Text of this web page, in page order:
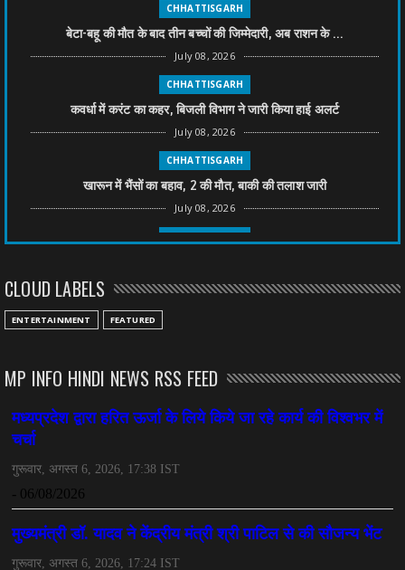
CHHATTISGARH
बेटा-बहू की मौत के बाद तीन बच्चों की जिम्मेदारी, अब राशन के ...
July 08, 2026
CHHATTISGARH
कवर्धा में करंट का कहर, बिजली विभाग ने जारी किया हाई अलर्ट
July 08, 2026
CHHATTISGARH
खारून में भैंसों का बहाव, 2 की मौत, बाकी की तलाश जारी
July 08, 2026
CHHATTISGARH
July 08, 2026
CHHATTISGARH
महादेव ऐप केस में बड़ा एक्शन, सौरभ चंद्राकर हिरासत में
CHHATTISGARH
July 07, 2026
CLOUD LABELS
ENTERTAINMENT FEATURED
MP INFO HINDI NEWS RSS FEED